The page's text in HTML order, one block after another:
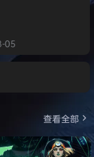
05
查看全部